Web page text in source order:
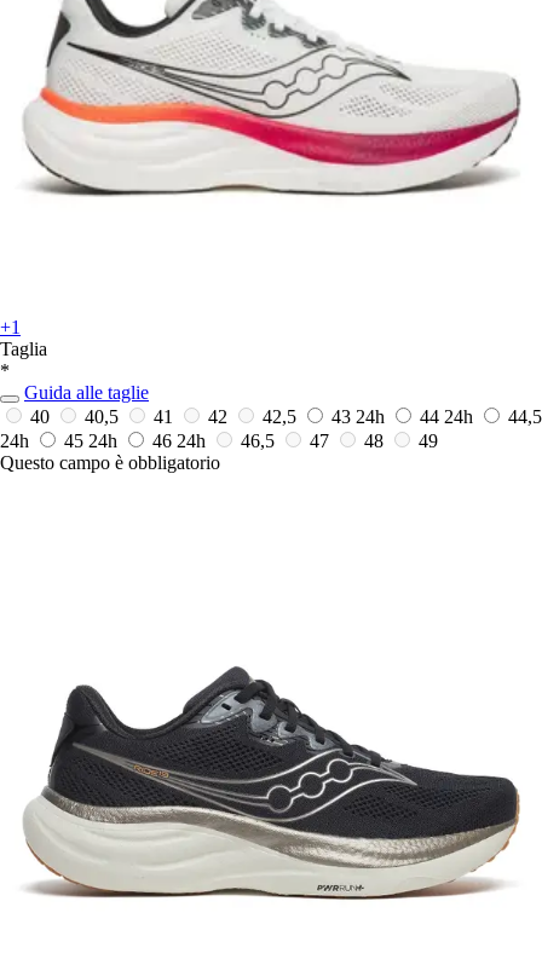
+1
Taglia
*
Guida alle taglie
40
40,5 41 42 42,5 43 24h 44 24h
44,5
24h
45 24h 46 24h 46,5 47 48
49
Questo campo è obbligatorio